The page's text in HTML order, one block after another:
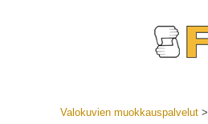
Valokuvien muokkauspalvelut>